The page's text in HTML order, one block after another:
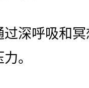
深呼吸和冥
。